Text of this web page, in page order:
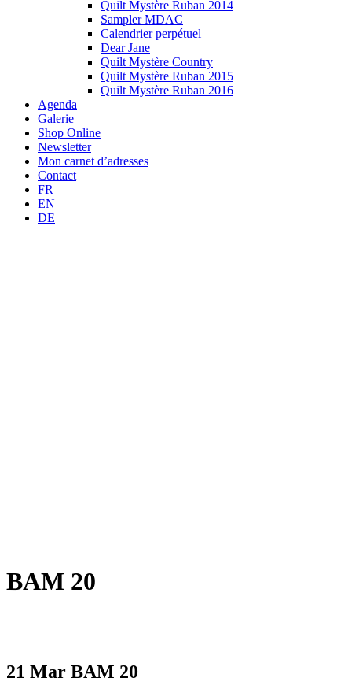
Quilt Mystère Ruban 2014
Sampler MDAC
Calendrier perpétuel
Dear Jane
Quilt Mystère Country
Quilt Mystère Ruban 2015
Quilt Mystère Ruban 2016
Agenda
Galerie
Shop Online
Newsletter
Mon carnet d’adresses
Contact
FR
EN
DE
BAM 20
21 Mar BAM 20